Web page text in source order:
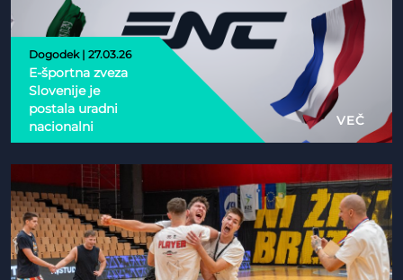
Dogodek | 27.03.26
E-športna zveza
Slovenije je
postala uradni
nacionalni
partner Esports
Nations Cup 2026
VEČ